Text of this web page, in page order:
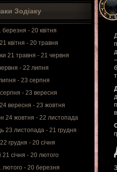
Зодіаку
- 20 квітня
квітня - 20 травня
21 травня - 21 червня
- 22 липня
- 23 серпня
- 23 вересня
вересня - 23 жовтня
24 жовтня - 22 листопада
23 листопада - 21 грудня
22 грудня - 20 січня
21 січня - 20 лютого
лютого - 20 березня